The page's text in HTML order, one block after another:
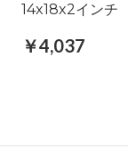
14x18x2インチ
￥4,037